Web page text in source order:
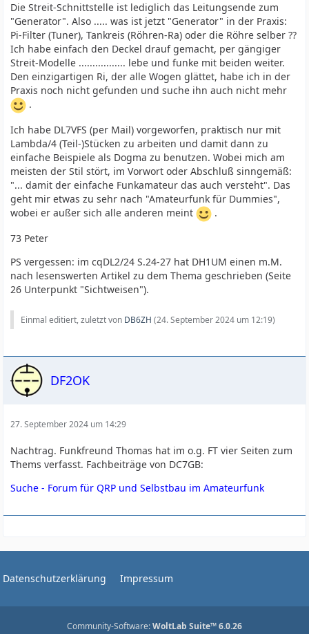
Die Streit-Schnittstelle ist lediglich das Leitungsende zum
"Generator". Also ..... was ist jetzt "Generator" in der Praxis:
Pi-Filter (Tuner), Tankreis (Röhren-Ra) oder die Röhre selber ??
Ich habe einfach den Deckel drauf gemacht, per gängiger
Streit-Modelle ................. lebe und funke mit beiden weiter.
Den einzigartigen Ri, der alle Wogen glättet, habe ich in der
Praxis noch nicht gefunden und suche ihn auch nicht mehr
.
Ich habe DL7VFS (per Mail) vorgeworfen, praktisch nur mit
Lambda/4 (Teil-)Stücken zu arbeiten und damit dann zu
einfache Beispiele als Dogma zu benutzen. Wobei mich am
meisten der Stil stört, im Vorwort oder Abschluß sinngemäß:
"... damit der einfache Funkamateur das auch versteht". Das
geht mir etwas zu sehr nach "Amateurfunk für Dummies",
wobei er außer sich alle anderen meint
.
73 Peter
PS vergessen: im cqDL2/24 S.24-27 hat DH1UM einen m.M.
nach lesenswerten Artikel zu dem Thema geschrieben (Seite
26 Unterpunkt "Sichtweisen").
Einmal editiert, zuletzt von DB6ZH (24. September 2024 um 12:19)
DF2OK
27. September 2024 um 14:29
Nachtrag. Funkfreund Thomas hat im o.g. FT vier Seiten zum
Thems verfasst. Fachbeiträge von DC7GB:
Suche - Forum für QRP und Selbstbau im Amateurfunk
Datenschutzerklärung Impressum
Community-Software:WoltLab Suite™ 6.0.26